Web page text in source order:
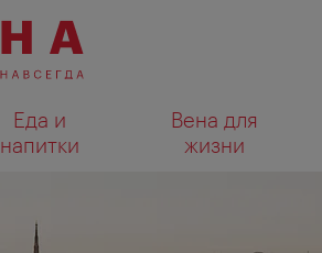
Еда и
напитки
Вена для
жизни